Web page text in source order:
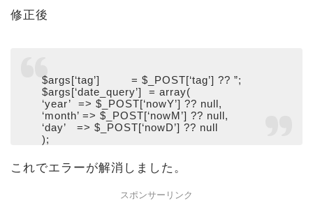
修正後
$args[‘tag’] = $_POST[‘tag’] ?? ”;
$args[‘date_query’] = array(
‘year’ => $_POST[‘nowY’] ?? null,
‘month’ => $_POST[‘nowM’] ?? null,
‘day’ => $_POST[‘nowD’] ?? null
);
これでエラーが解消しました。
スポンサーリンク